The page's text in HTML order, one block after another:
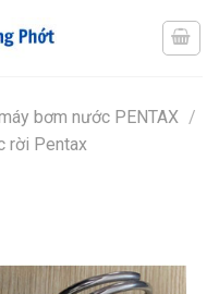
bơm nước PENTAX /
rời Pentax